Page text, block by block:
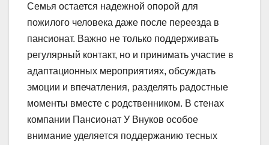
Семья остается надежной опорой для
пожилого человека даже после переезда в
пансионат. Важно не только поддерживать
регулярный контакт, но и принимать участие в
адаптационных мероприятиях, обсуждать
эмоции и впечатления, разделять радостные
моменты вместе с родственником. В стенах
компании Пансионат У Внуков особое
внимание уделяется поддержанию тесных